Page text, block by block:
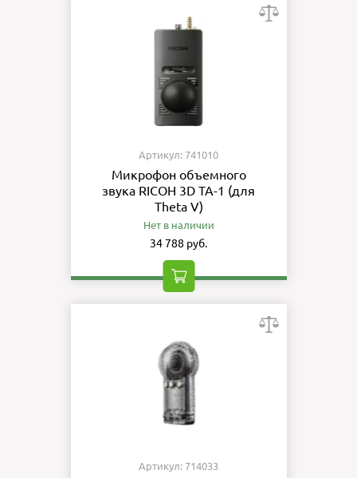
Артикул: 741010
Микрофон объемного
звука RICOH 3D TA-1 (для
Theta V)
Нет в наличии
34 788 руб.
Артикул: 714033